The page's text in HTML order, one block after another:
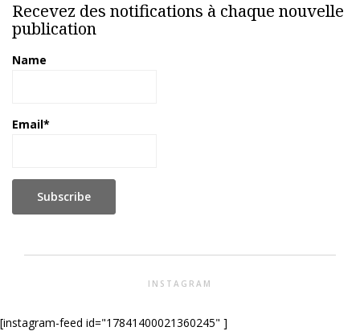
Recevez des notifications à chaque nouvelle
publication
Name
Email*
INSTAGRAM
[instagram-feed id="17841400021360245" ]